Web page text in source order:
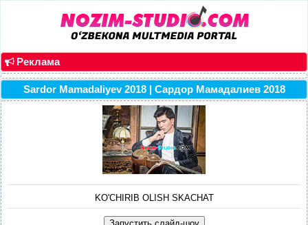
Реклама
Sardor Mamadaliyev 2018 | Сардор Мамадалиев 2018
KO'CHIRIB OLISH SKACHAT